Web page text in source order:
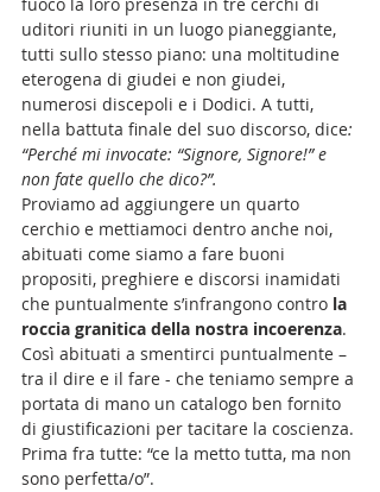
uditori riuniti in un luogo pianeggiante,
tutti sullo stesso piano: una moltitudine
eterogena di giudei e non giudei,
numerosi discepoli e i Dodici. A tutti,
nella battuta finale del suo discorso, dice:
“Perché mi invocate: “Signore, Signore!” e
non fate quello che dico?”.
Proviamo ad aggiungere un quarto
cerchio e mettiamoci dentro anche noi,
abituati come siamo a fare buoni
propositi, preghiere e discorsi inamidati
che puntualmente s’infrangono contro la
roccia granitica della nostra incoerenza.
Così abituati a smentirci puntualmente –
tra il dire e il fare - che teniamo sempre a
portata di mano un catalogo ben fornito
di giustificazioni per tacitare la coscienza.
Prima fra tutte: “ce la metto tutta, ma non
sono perfetta/o”.